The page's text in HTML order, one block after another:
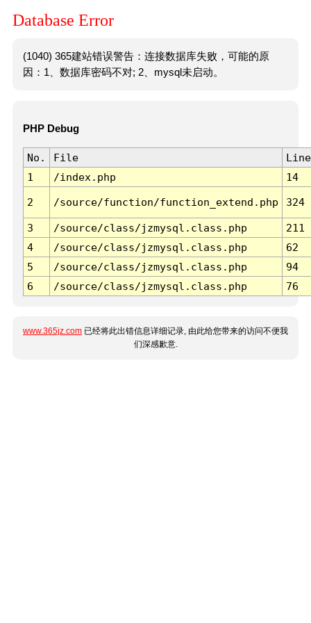
Database Error
(1040) 365建站错误警告：连接数据库失败，可能的原
因：1、数据库密码不对; 2、mysql未启动。
PHP Debug
No. File
Line
1
/index.php 14
2 /source/function/function_extend.php 324
3 /source/class/jzmysql.class.php
211
4
/source/class/jzmysql.class.php
62
5
/source/class/jzmysql.class.php
94
6
/source/class/jzmysql.class.php 76
www.365jz.com 已经将此出错信息详细记录, 由此给您带来的访问不便我
们深感歉意.